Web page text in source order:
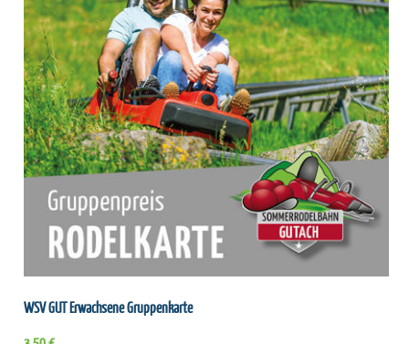
WSV GUT Erwachsene Gruppenkarte